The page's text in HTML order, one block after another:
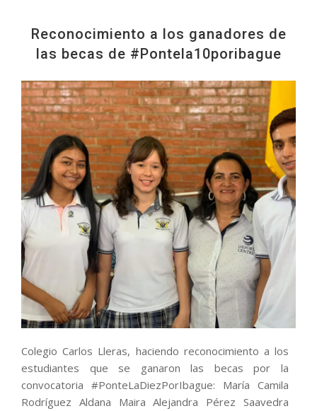
Horas) ELEMENTARY ONLINE--> A2 (160 Horas)
ADVANCED ONLINE--> C1 (200 Horas) SUPER
(320 Horas) SUPER INTENSIVO INTERMEDIATE +
UPPER INTERMEDIATE--> B2 (360 Horas)
Reconocimiento a los ganadores de
las becas de #Pontela10poribague
Colegio Carlos Lleras, haciendo reconocimiento a los
estudiantes que se ganaron las becas por la
convocatoria #PonteLaDiezPorIbague: Marí­a Camila
Rodríguez Aldana Maira Alejandra Pérez Saavedra